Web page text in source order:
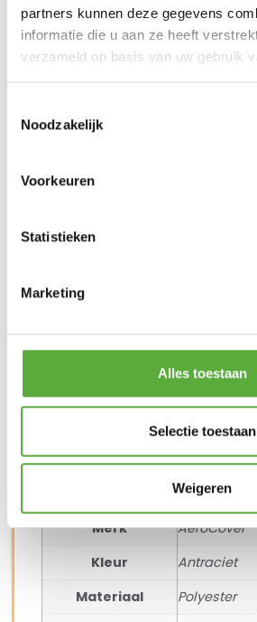
partners kunnen deze gegevens
informatie die u aan ze heeft
verzameld op basis van uw gebruik
Noodzakelijk
Voorkeuren
Statistieken
Marketing
Alles toestaan
Selectie toestaan
Weigeren
O.a. geschikt voor Big Green
zonder Mates/zijbladen en de
Large Solo of Kamado
70cm doorsnede.
cm op het breedste punt,
die zijn uitgerust met
Gratis verzending vanaf €250,-*
Achteraf betalen mogelijk
Kopersbescherming met Trusted
SKU7876
CategorieënBarbecue afdekhoezen
Merk
AeroCover
Kleur
Antraciet
Materiaal
Polyester